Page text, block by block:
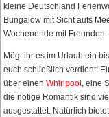
kleine Deutschland
Bungalow mit Sicht aufs
Wochenende mit Freunden
Mögt ihr es im Urlaub ein
euch schließlich verdient!
über einen Whirlpool , eine
die nötige Romantik sind
ausgestattet. Natürlich